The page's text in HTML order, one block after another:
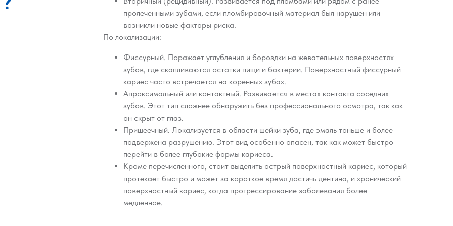
пролеченными зубами, если пломбировочный материал был нарушен или
возникли новые факторы риска.
По локализации:
Фиссурный. Поражает углубления и бороздки на жевательных поверхностях
зубов, где скапливаются остатки пищи и бактерии. Поверхностный фиссурный
кариес часто встречается на коренных зубах.
Апроксимальный или контактный. Развивается в местах контакта соседних
зубов. Этот тип сложнее обнаружить без профессионального осмотра, так как
он скрыт от глаз.
Пришеечный. Локализуется в области шейки зуба, где эмаль тоньше и более
подвержена разрушению. Этот вид особенно опасен, так как может быстро
перейти в более глубокие формы кариеса.
Кроме перечисленного, стоит выделить острый поверхностный кариес, который
протекает быстро и может за короткое время достичь дентина, и хронический
поверхностный кариес, когда прогрессирование заболевания более
медленное.